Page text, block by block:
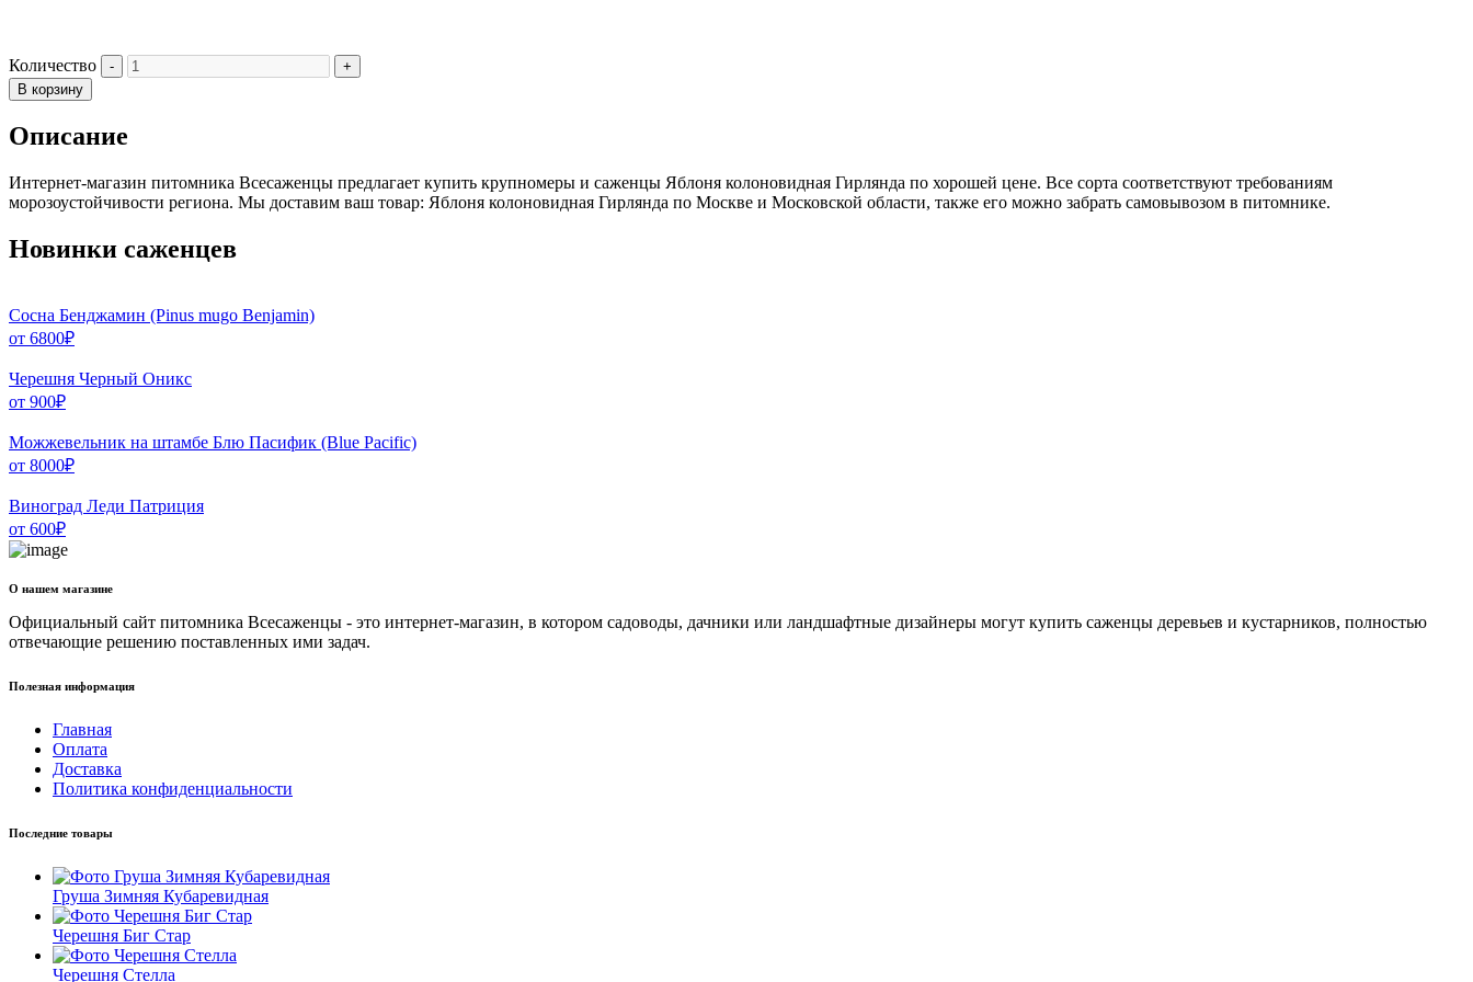
Количество
В корзину
Описание
Интернет-магазин питомника Всесаженцы предлагает купить крупномеры и саженцы Яблоня колоновидная Гирлянда по хорошей цене. Все сорта соответствуют требованиям
морозоустойчивости региона. Мы доставим ваш товар: Яблоня колоновидная Гирлянда по Москве и Московской области, также его можно забрать самовывозом в питомнике.
Новинки саженцев
Сосна Бенджамин (Pinus mugo Benjamin)
от 6800₽
Черешня Черный Оникс
от 900₽
Можжевельник на штамбе Блю Пасифик (Blue Pacific)
от 8000₽
Виноград Леди Патриция
от 600₽
О нашем магазине
Официальный сайт питомника Всесаженцы - это интернет-магазин, в котором садоводы, дачники или ландшафтные дизайнеры могут купить саженцы деревьев и кустарников, полностью
отвечающие решению поставленных ими задач.
Полезная информация
Главная
Оплата
Доставка
Политика конфиденциальности
Последние товары
Груша Зимняя Кубаревидная
Черешня Биг Стар
Черешня Стелла